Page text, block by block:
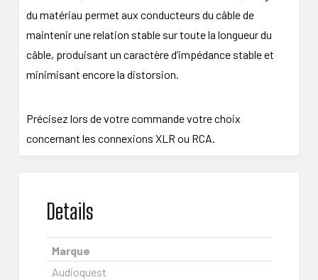
du matériau permet aux conducteurs du câble de
maintenir une relation stable sur toute la longueur du
câble, produisant un caractère d’impédance stable et
minimisant encore la distorsion.
Précisez lors de votre commande votre choix
concernant les connexions XLR ou RCA.
Details
Marque
Audioquest